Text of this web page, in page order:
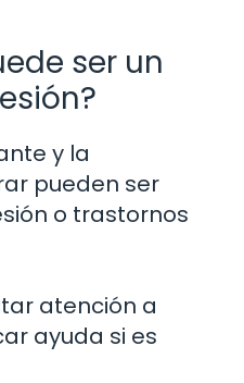
ser un
y la
pueden ser
o trastornos
atención a
ayuda si es